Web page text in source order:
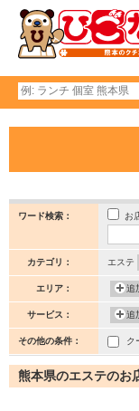
ワード検索： お
カテゴリ： エステ
エリア： 追
サービス： 追
その他の条件： ク
熊本県のエステのお